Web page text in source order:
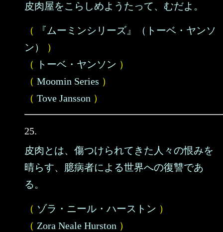
皮肉屋をこらしめようたって、むだよ。
（
『ムーミンシリーズ』（トーベ・ヤンソ
ン）
）
（
トーベ・ヤンソン ）
（ Moomin Series ）
（ Tove Jansson ）
25.
皮肉とは、傷つけられてきた人々の恨みを
晴らす、臆病者による世界への復讐であ
る。
（ ゾラ・ニール・ハーストン ）
（ Zora Neale Hurston ）